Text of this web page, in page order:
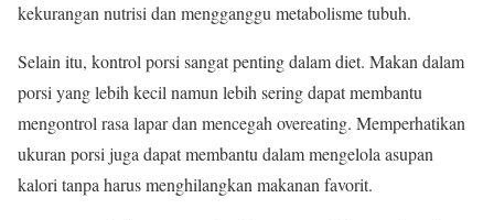
kekurangan nutrisi dan mengganggu metabolisme tubuh.
Selain itu, kontrol porsi sangat penting dalam diet. Makan dalam
porsi yang lebih kecil namun lebih sering dapat membantu
mengontrol rasa lapar dan mencegah overeating. Memperhatikan
ukuran porsi juga dapat membantu dalam mengelola asupan
kalori tanpa harus menghilangkan makanan favorit.